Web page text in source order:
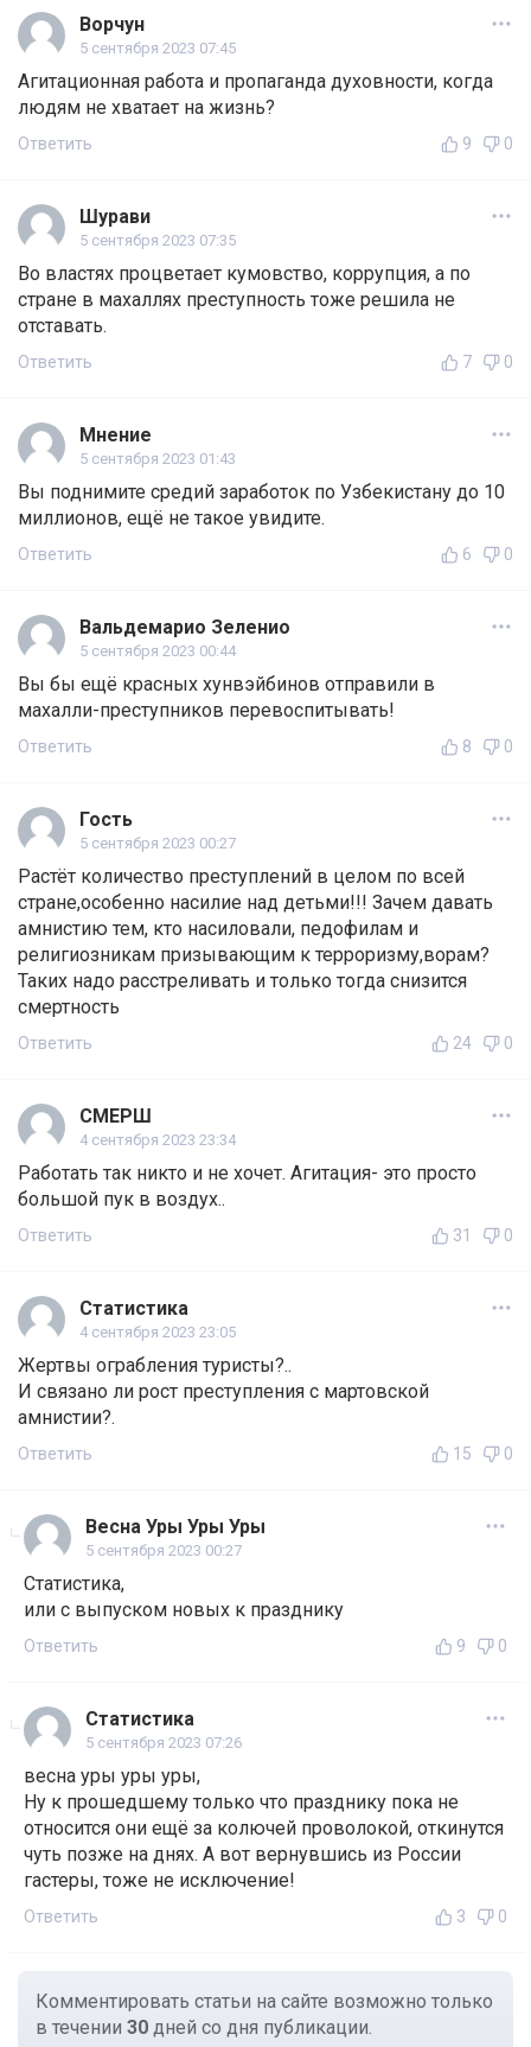
Ворчун
5 сентября 2023 07:45
Агитационная работа и пропаганда духовности, когда
людям не хватает на жизнь?
Ответить 9 0
Шурави
5 сентября 2023 07:35
Во властях процветает кумовство, коррупция, а по
стране в махаллях преступность тоже решила не
отставать.
Ответить 7 0
Мнение
5 сентября 2023 01:43
Вы поднимите средий заработок по Узбекистану до 10
миллионов, ещё не такое увидите.
Ответить 6 0
Вальдемарио Зеленио
5 сентября 2023 00:44
Вы бы ещё красных хунвэйбинов отправили в
махалли-преступников перевоспитывать!
Ответить 8 0
Гость
5 сентября 2023 00:27
Растёт количество преступлений в целом по всей
стране,особенно насилие над детьми!!! Зачем давать
амнистию тем, кто насиловали, педофилам и
религиозникам призывающим к терроризму,ворам?
Таких надо расстреливать и только тогда снизится
смертность
Ответить 24 0
СМЕРШ
4 сентября 2023 23:34
Работать так никто и не хочет. Агитация- это просто
большой пук в воздух..
Ответить 31 0
Статистика
4 сентября 2023 23:05
Жертвы ограбления туристы?..
И связано ли рост преступления с мартовской
амнистии?.
Ответить 15 0
Весна Уры Уры Уры
5 сентября 2023 00:27
Статистика,
или с выпуском новых к празднику
Ответить 9 0
Статистика
5 сентября 2023 07:26
весна уры уры уры,
Ну к прошедшему только что празднику пока не
относится они ещё за колючей проволокой, откинутся
чуть позже на днях. А вот вернувшись из России
гастеры, тоже не исключение!
Ответить 3 0
Комментировать статьи на сайте возможно только
в течении 30 дней со дня публикации.